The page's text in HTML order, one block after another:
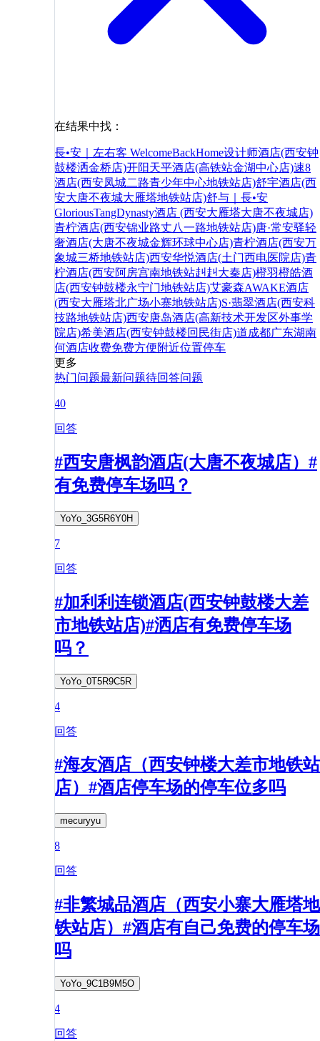
在结果中找：
長•安｜左右客 WelcomeBackHome设计师酒店(西安钟
鼓楼洒金桥店)开阳天平酒店(高铁站金湖中心店)速8
酒店(西安凤城二路青少年中心地铁站店)舒宇酒店(西
安大唐不夜城大雁塔地铁站店)舒与｜長•安
GloriousTangDynasty酒店 (西安大雁塔大唐不夜城店)
青柠酒店(西安锦业路丈八一路地铁站店)唐·常安驿轻
奢酒店(大唐不夜城金辉环球中心店)青柠酒店(西安万
象城三桥地铁站店)西安华悦酒店(土门西电医院店)青
柠酒店(西安阿房宫南地铁站赳赳大秦店)橙羽橙皓酒
店(西安钟鼓楼永宁门地铁站店)艾豪森AWAKE酒店
(西安大雁塔北广场小寨地铁站店)S·翡翠酒店(西安科
技路地铁站店)西安唐岛酒店(高新技术开发区外事学
院店)希美酒店(西安钟鼓楼回民街店)道成都广东湖南
何酒店收费免费方便附近位置停车
更多
热门问题最新问题待回答问题
40
回答
#西安唐枫韵酒店(大唐不夜城店）#
有免费停车场吗？
YoYo_3G5R6Y0H
7
回答
#加利利连锁酒店(西安钟鼓楼大差
市地铁站店)#洒店有免费停车场
吗？
YoYo_0T5R9C5R
4
回答
#海友酒店（西安钟楼大差市地铁站
店）#酒店停车场的停车位多吗
mecuryyu
8
回答
#非繁城品酒店（西安小寨大雁塔地
铁站店）#酒店有自己免费的停车场
吗
YoYo_9C1B9M5O
4
回答